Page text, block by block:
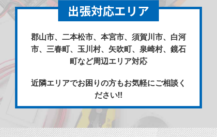
出張対応エリア
郡山市、二本松市、本宮市、須賀川市、白河
市、三春町、玉川村、矢吹町、泉崎村、鏡石
町など周辺エリア対応
近隣エリアでお困りの方もお気軽にご相談く
ださい!!